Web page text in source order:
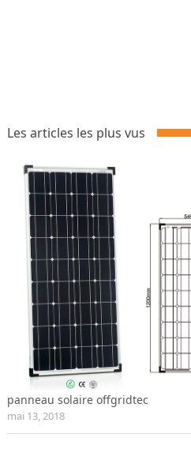
Les articles les plus vus
panneau solaire offgridtec
mai 13, 2018